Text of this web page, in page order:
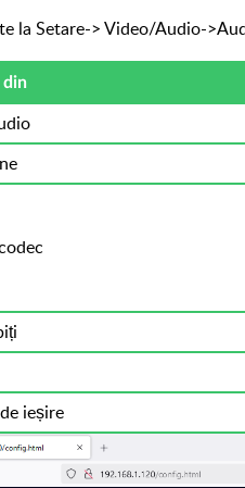
la Setare-> Video/Audio-
ieșire